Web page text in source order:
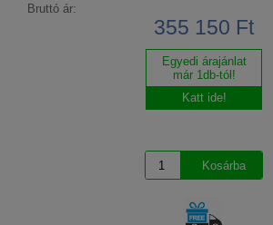
Bruttó ár:
355 150 Ft
Egyedi árajánlat
már 1db-tól!
Katt ide!